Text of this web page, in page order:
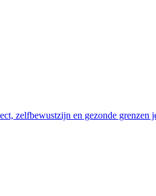
zelfbewustzijn en gezonde grenzen